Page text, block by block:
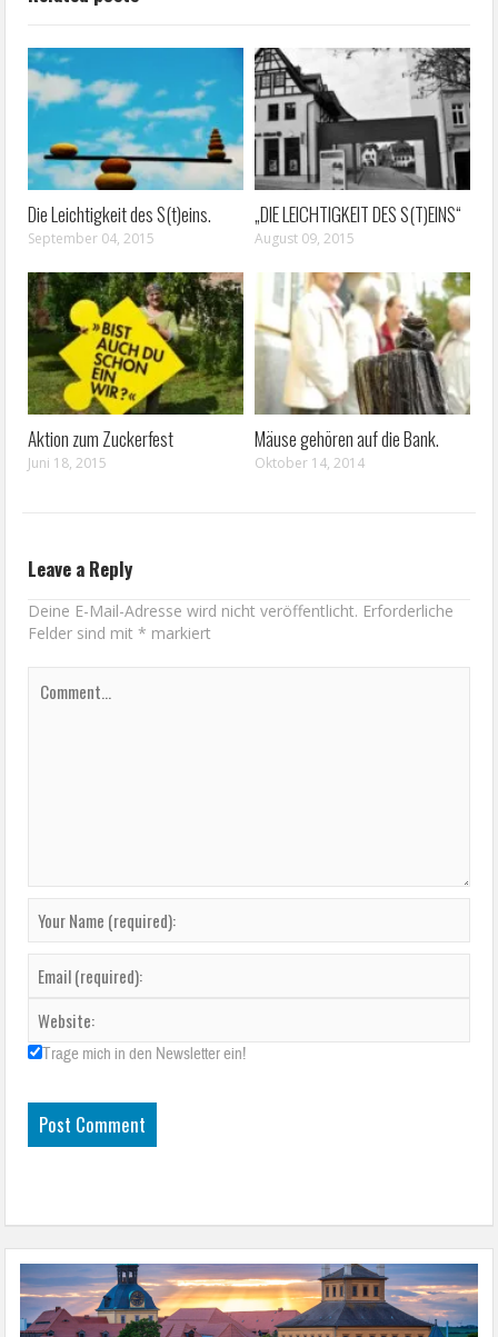
Die Leichtigkeit des S(t)eins.
September 04, 2015
„DIE LEICHTIGKEIT DES S(T)EINS“
August 09, 2015
Aktion zum Zuckerfest
Juni 18, 2015
Mäuse gehören auf die Bank.
Oktober 14, 2014
Leave a Reply
Deine E-Mail-Adresse wird nicht veröffentlicht. Erforderliche
Felder sind mit* markiert
Trage mich in den Newsletter ein!